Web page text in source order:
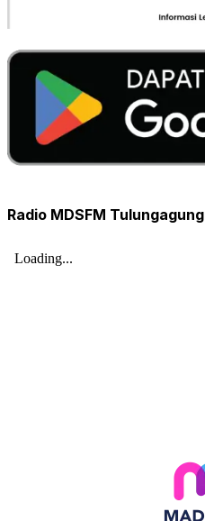
Radio MDSFM Tulungagung